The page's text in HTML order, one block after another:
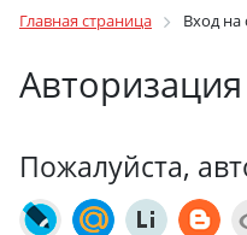
Главная страница Вход на
Авторизация
Пожалуйста,